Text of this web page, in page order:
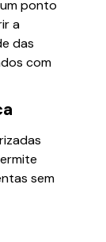
ponto
a
das
com
sem